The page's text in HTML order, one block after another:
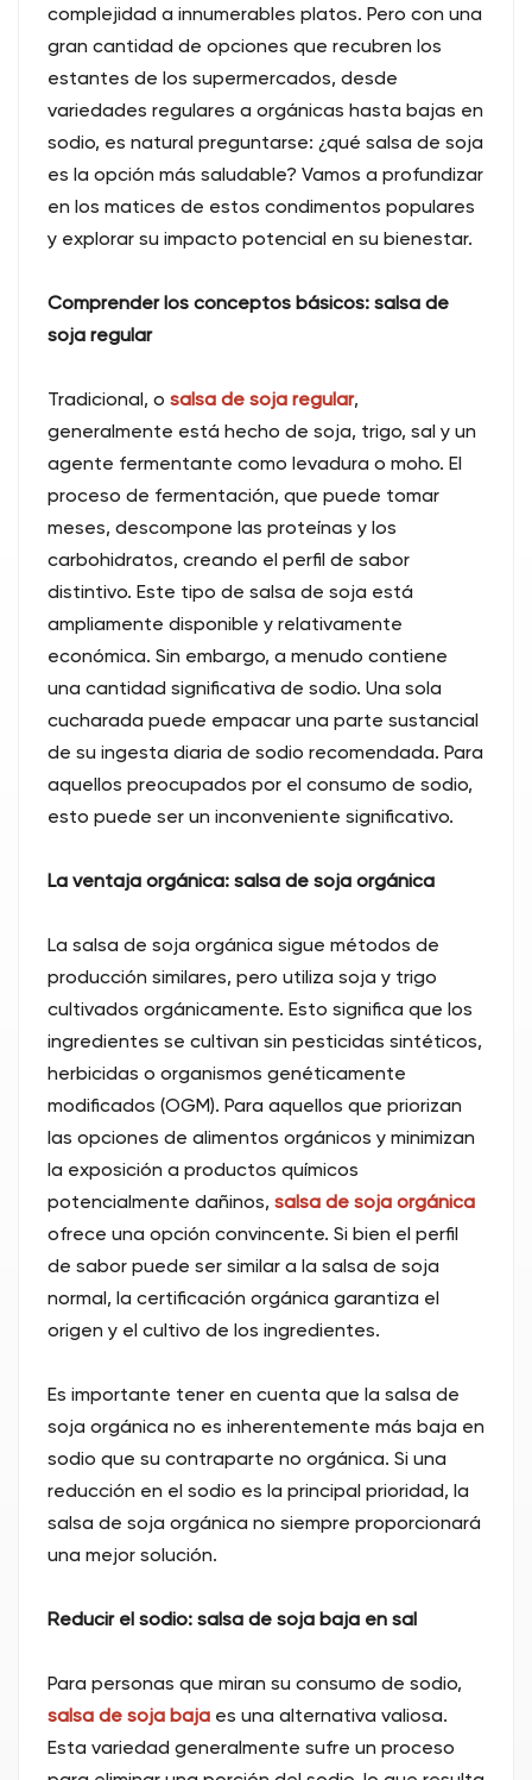
complejidad a innumerables platos. Pero con una
gran cantidad de opciones que recubren los
estantes de los supermercados, desde
variedades regulares a orgánicas hasta bajas en
sodio, es natural preguntarse: ¿qué salsa de soja
es la opción más saludable? Vamos a profundizar
en los matices de estos condimentos populares
y explorar su impacto potencial en su bienestar.
Comprender los conceptos básicos: salsa de
soja regular
Tradicional, o salsa de soja regular,
generalmente está hecho de soja, trigo, sal y un
agente fermentante como levadura o moho. El
proceso de fermentación, que puede tomar
meses, descompone las proteínas y los
carbohidratos, creando el perfil de sabor
distintivo. Este tipo de salsa de soja está
ampliamente disponible y relativamente
económica. Sin embargo, a menudo contiene
una cantidad significativa de sodio. Una sola
cucharada puede empacar una parte sustancial
de su ingesta diaria de sodio recomendada. Para
aquellos preocupados por el consumo de sodio,
esto puede ser un inconveniente significativo.
La ventaja orgánica: salsa de soja orgánica
La salsa de soja orgánica sigue métodos de
producción similares, pero utiliza soja y trigo
cultivados orgánicamente. Esto significa que los
ingredientes se cultivan sin pesticidas sintéticos,
herbicidas o organismos genéticamente
modificados (OGM). Para aquellos que priorizan
las opciones de alimentos orgánicos y minimizan
la exposición a productos químicos
potencialmente dañinos, salsa de soja orgánica
ofrece una opción convincente. Si bien el perfil
de sabor puede ser similar a la salsa de soja
normal, la certificación orgánica garantiza el
origen y el cultivo de los ingredientes.
Es importante tener en cuenta que la salsa de
soja orgánica no es inherentemente más baja en
sodio que su contraparte no orgánica. Si una
reducción en el sodio es la principal prioridad, la
salsa de soja orgánica no siempre proporcionará
una mejor solución.
Reducir el sodio: salsa de soja baja en sal
Para personas que miran su consumo de sodio,
salsa de soja baja es una alternativa valiosa.
Esta variedad generalmente sufre un proceso